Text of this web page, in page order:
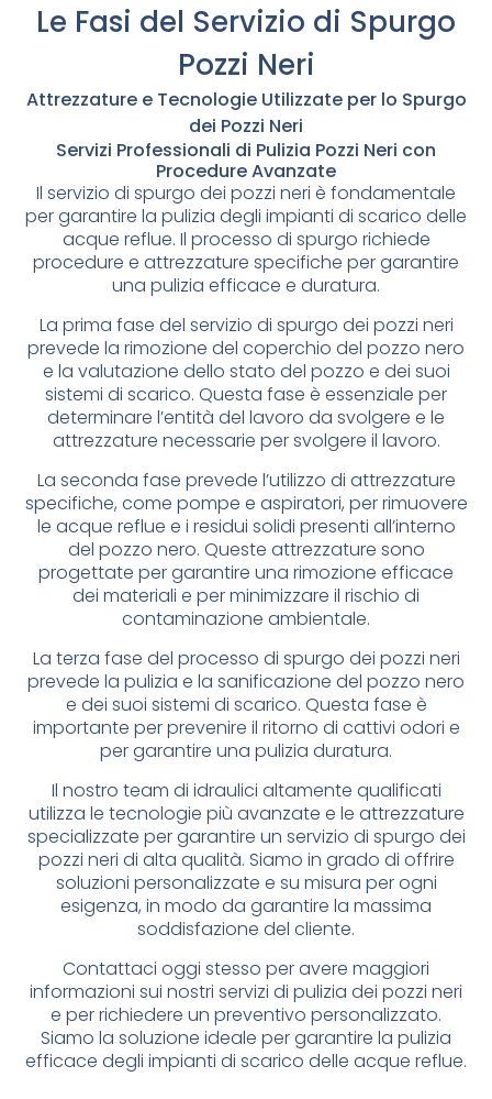
Le Fasi del Servizio di Spurgo
Pozzi Neri
Attrezzature e Tecnologie Utilizzate per lo Spurgo
dei Pozzi Neri
Servizi Professionali di Pulizia Pozzi Neri con
Procedure Avanzate
Il servizio di spurgo dei pozzi neri è fondamentale
per garantire la pulizia degli impianti di scarico delle
acque reflue. Il processo di spurgo richiede
procedure e attrezzature specifiche per garantire
una pulizia efficace e duratura.
La prima fase del servizio di spurgo dei pozzi neri
prevede la rimozione del coperchio del pozzo nero
e la valutazione dello stato del pozzo e dei suoi
sistemi di scarico. Questa fase è essenziale per
determinare l’entità del lavoro da svolgere e le
attrezzature necessarie per svolgere il lavoro.
La seconda fase prevede l’utilizzo di attrezzature
specifiche, come pompe e aspiratori, per rimuovere
le acque reflue e i residui solidi presenti all’interno
del pozzo nero. Queste attrezzature sono
progettate per garantire una rimozione efficace
dei materiali e per minimizzare il rischio di
contaminazione ambientale.
La terza fase del processo di spurgo dei pozzi neri
prevede la pulizia e la sanificazione del pozzo nero
e dei suoi sistemi di scarico. Questa fase è
importante per prevenire il ritorno di cattivi odori e
per garantire una pulizia duratura.
Il nostro team di idraulici altamente qualificati
utilizza le tecnologie più avanzate e le attrezzature
specializzate per garantire un servizio di spurgo dei
pozzi neri di alta qualità. Siamo in grado di offrire
soluzioni personalizzate e su misura per ogni
esigenza, in modo da garantire la massima
soddisfazione del cliente.
Contattaci oggi stesso per avere maggiori
informazioni sui nostri servizi di pulizia dei pozzi neri
e per richiedere un preventivo personalizzato.
Siamo la soluzione ideale per garantire la pulizia
efficace degli impianti di scarico delle acque reflue.